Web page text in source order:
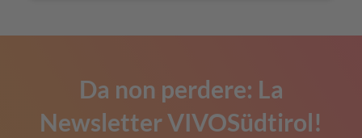
Da non perdere: La
Newsletter VIVOSüdtirol!